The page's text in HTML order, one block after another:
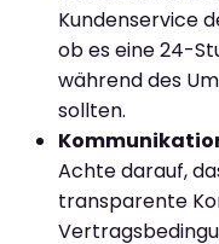
Kundenservice
ob es eine 24-
während des
sollten.
Achte darauf,
transparente